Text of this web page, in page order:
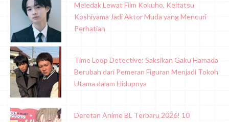
Meledak Lewat Film Kokuho, Keitatsu
Koshiyama Jadi Aktor Muda yang Mencuri
Perhatian
Time Loop Detective: Saksikan Gaku Hamada
Berubah dari Pemeran Figuran Menjadi Tokoh
Utama dalam Hidupnya
Deretan Anime BL Terbaru 2026! 10